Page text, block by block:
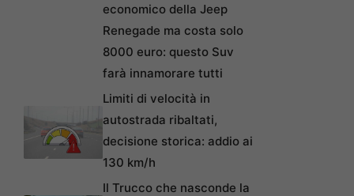
economico della Jeep
Renegade ma costa solo
8000 euro: questo Suv
farà innamorare tutti
Limiti di velocità in
autostrada ribaltati,
decisione storica: addio ai
130 km/h
Il Trucco che nasconde la